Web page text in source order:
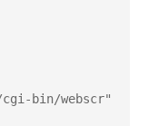
bin/webscr"